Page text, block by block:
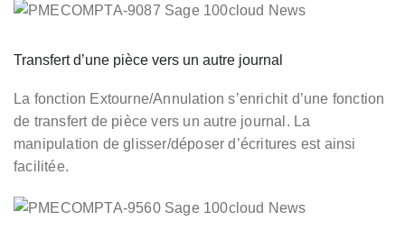
Transfert d’une pièce vers un autre journal
La fonction Extourne/Annulation s’enrichit d’une fonction
de transfert de pièce vers un autre journal. La
manipulation de glisser/déposer d’écritures est ainsi
facilitée.